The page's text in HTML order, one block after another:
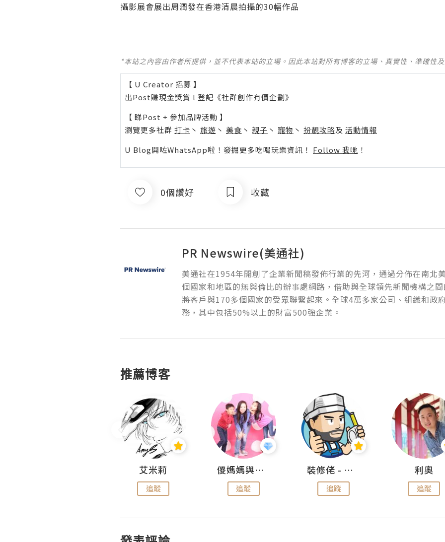
攝影展會展出周潤發在香港清晨拍攝的30幅作品
*本站之內容由作者所提供，並不代表本站的立場。因此本站對所有博客的立場、真實性、準確性
【 U Creator 招募 】
出Post賺現金獎賞 l 登記《社群創作有價企劃》
【 睇Post + 參加品牌活動 】
瀏覽更多社群 打卡 丶 旅遊 丶 美食 丶 親子 丶 寵物 丶 扮靚攻略及 活動情報
U Blog開咗WhatsApp啦！發掘更多吃喝玩樂資訊！ Follow 我哋 ！
0個讚好 收藏
PR Newswire(美通社)
美通社在1954年開創了企業新聞稿發佈行業的先河，通過分佈在南北
個國家和地區的無與倫比的辦事處網路，借助與全球領先新聞機構之
將客戶與170多個國家的受眾聯繫起來。全球4萬多家公司、組織和政
務，其中包括50%以上的財富500強企業。
推薦博客
艾米莉
追蹤
儍媽媽與兩隻小魔怪之家
追蹤
裝修佬 - 香港一站式網上裝修平台
追蹤
利奧
追蹤